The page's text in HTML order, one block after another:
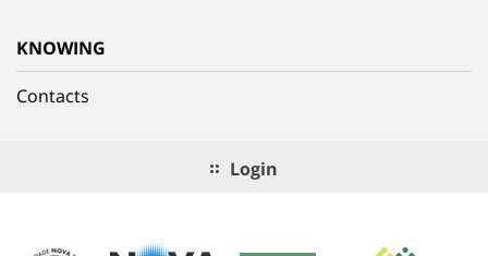
KNOWING
Contacts
Login